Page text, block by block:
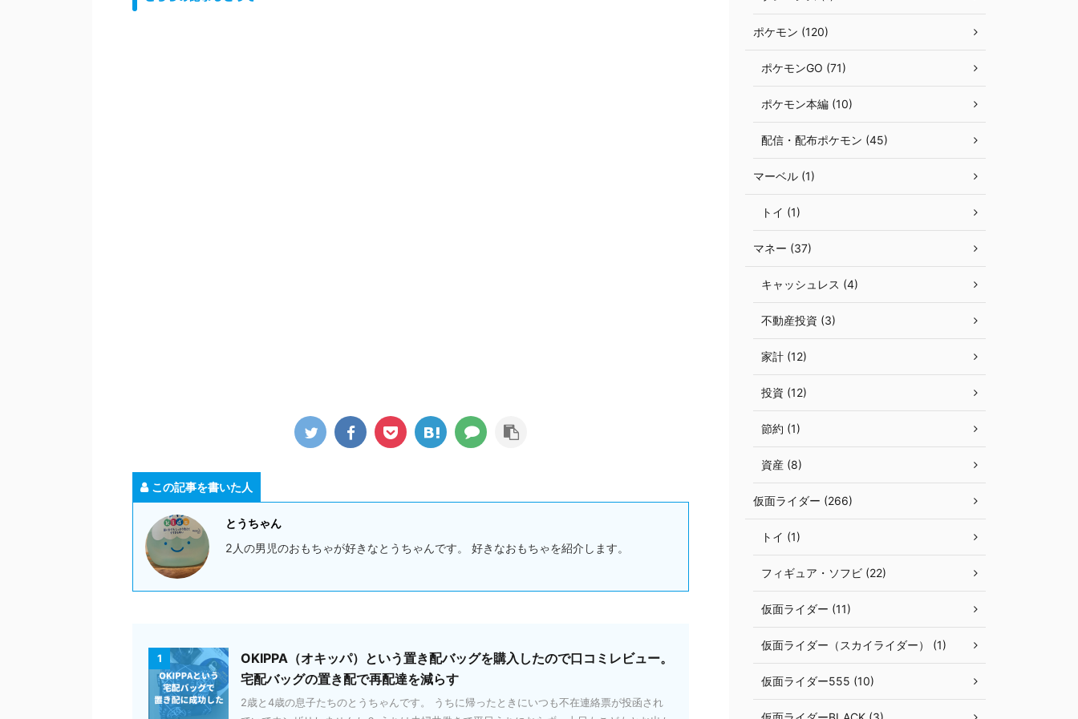
この記事を書いた人
とうちゃん
2人の男児のおもちゃが好きなとうちゃんです。 好きなおもちゃを紹介します。
1
OKIPPA（オキッパ）という置き配バッグを購入したので口コミレビュー。
宅配バッグの置き配で再配達を減らす
2歳と4歳の息子たちのとうちゃんです。 うちに帰ったときにいつも不在連絡票が投函され
ポケモン (120)
ポケモンGO (71)
ポケモン本編 (10)
配信・配布ポケモン (45)
マーベル (1)
トイ (1)
マネー (37)
キャッシュレス (4)
不動産投資 (3)
家計 (12)
投資 (12)
節約 (1)
資産 (8)
仮面ライダー (266)
トイ (1)
フィギュア・ソフビ (22)
仮面ライダー (11)
仮面ライダー（スカイライダー） (1)
仮面ライダー555 (10)